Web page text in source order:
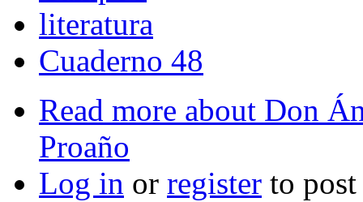
literatura
Cuaderno 48
Read more about Don
Proaño
Log in or register to